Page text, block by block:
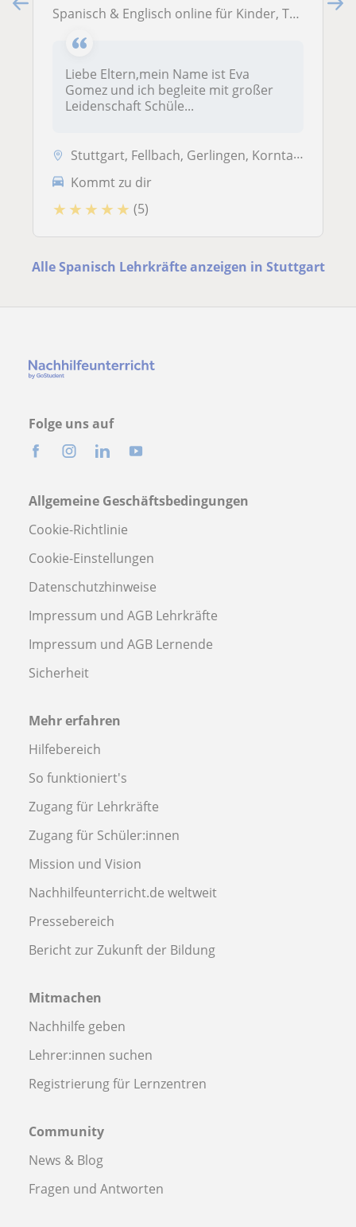
Spanisch & Englisch online für Kinder, Teens & Erwachsene; 25+ Jahre Erfahrung, 3× beste DACH-Tutorin bei GoStudent
Liebe Eltern,mein Name ist Eva
Gomez und ich begleite mit großer
Leidenschaft Schüle...
Stuttgart, Fellbach, Gerlingen, Korntal-Münchingen, Kornwestheim, Lein...
Kommt zu dir
★ ★ ★ ★ ★ (5)
Alle Spanisch Lehrkräfte anzeigen in Stuttgart
Folge uns auf
Allgemeine Geschäftsbedingungen
Cookie-Richtlinie
Cookie-Einstellungen
Datenschutzhinweise
Impressum und AGB Lehrkräfte
Impressum und AGB Lernende
Sicherheit
Mehr erfahren
Hilfebereich
So funktioniert's
Zugang für Lehrkräfte
Zugang für Schüler:innen
Mission und Vision
Nachhilfeunterricht.de weltweit
Pressebereich
Bericht zur Zukunft der Bildung
Mitmachen
Nachhilfe geben
Lehrer:innen suchen
Registrierung für Lernzentren
Community
News & Blog
Fragen und Antworten